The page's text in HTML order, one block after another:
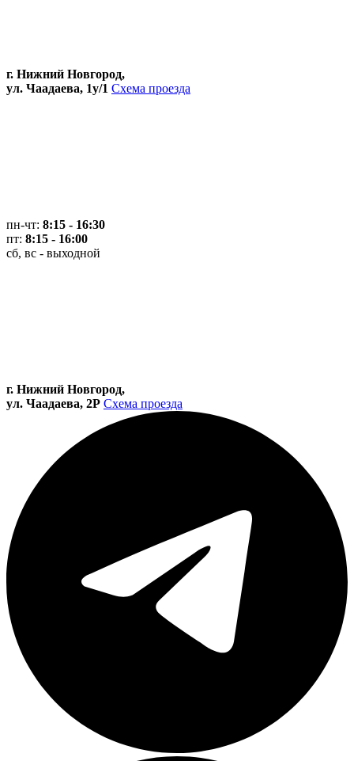
г. Нижний Новгород,
ул. Чаадаева, 1у/1 Схема проезда
пн-чт: 8:15 - 16:30
пт: 8:15 - 16:00
сб, вс - выходной
г. Нижний Новгород,
ул. Чаадаева, 2Р Схема проезда